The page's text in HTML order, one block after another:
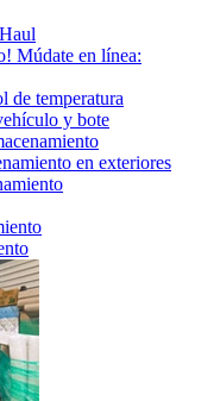
Múdate en línea:
de temperatura
y bote
en exteriores